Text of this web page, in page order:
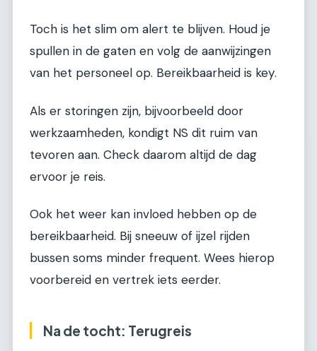
Toch is het slim om alert te blijven. Houd je
spullen in de gaten en volg de aanwijzingen
van het personeel op. Bereikbaarheid is key.
Als er storingen zijn, bijvoorbeeld door
werkzaamheden, kondigt NS dit ruim van
tevoren aan. Check daarom altijd de dag
ervoor je reis.
Ook het weer kan invloed hebben op de
bereikbaarheid. Bij sneeuw of ijzel rijden
bussen soms minder frequent. Wees hierop
voorbereid en vertrek iets eerder.
Na de tocht: Terugreis